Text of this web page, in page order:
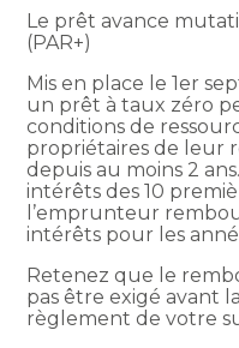
Le prêt avance
(PAR+)
Mis en place le 1er
un prêt à taux zéro
conditions de
propriétaires de leur
depuis au moins 2
intérêts des 10
l’emprunteur
intérêts pour les
Retenez que le
pas être exigé avant
règlement de votre